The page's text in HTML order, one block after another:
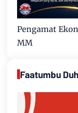
Pengamat
MM
Faatumbu